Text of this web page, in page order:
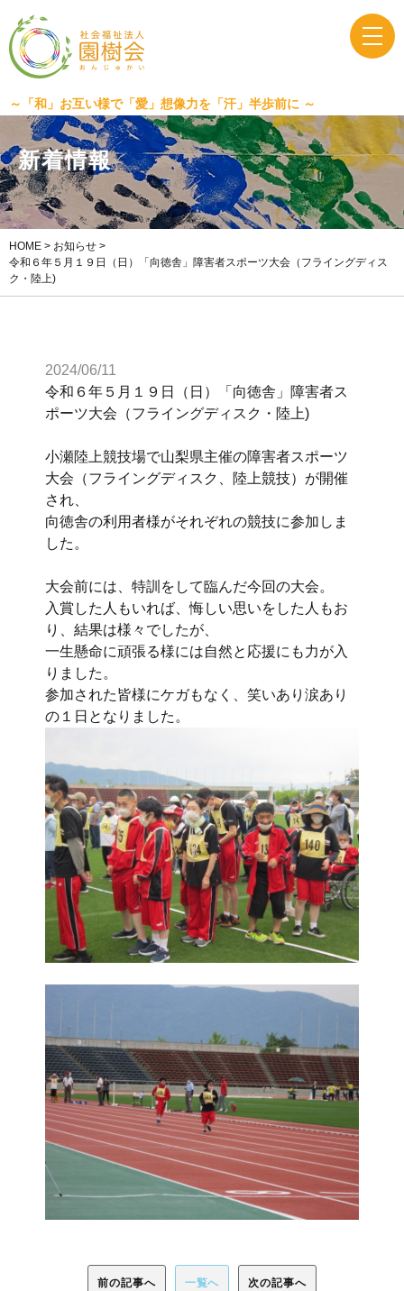
～「和」お互い様で「愛」想像力を「汗」半歩前に ～
新着情報
HOME > お知らせ >
令和６年５月１９日（日）「向徳舎」障害者スポーツ大会（フライングディス
ク・陸上)
2024/06/11
令和６年５月１９日（日）「向徳舎」障害者ス
ポーツ大会（フライングディスク・陸上)
小瀬陸上競技場で山梨県主催の障害者スポーツ
大会（フライングディスク、陸上競技）が開催
され、
向徳舎の利用者様がそれぞれの競技に参加しま
した。
大会前には、特訓をして臨んだ今回の大会。
入賞した人もいれば、悔しい思いをした人もお
り、結果は様々でしたが、
一生懸命に頑張る様には自然と応援にも力が入
りました。
参加された皆様にケガもなく、笑いあり涙あり
の１日となりました。
前の記事へ 一覧へ 次の記事へ